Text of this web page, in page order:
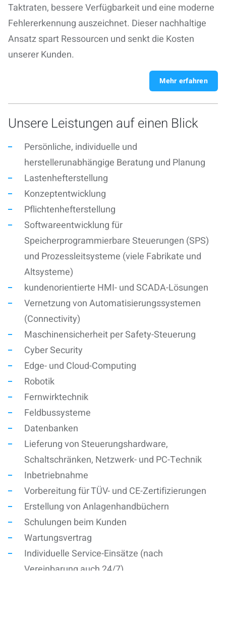
Taktraten, bessere Verfügbarkeit und eine moderne
Fehlererkennung auszeichnet. Dieser nachhaltige
Ansatz spart Ressourcen und senkt die Kosten
unserer Kunden.
Mehr erfahren
Unsere Leistungen auf einen Blick
Persönliche, individuelle und
herstellerunabhängige Beratung und Planung
Lastenhefterstellung
Konzeptentwicklung
Pflichtenhefterstellung
Softwareentwicklung für
Speicherprogrammierbare Steuerungen (SPS)
und Prozessleitsysteme (viele Fabrikate und
Altsysteme)
kundenorientierte HMI- und SCADA-Lösungen
Vernetzung von Automatisierungssystemen
(Connectivity)
Maschinensicherheit per Safety-Steuerung
Cyber Security
Edge- und Cloud-Computing
Robotik
Fernwirktechnik
Feldbussysteme
Datenbanken
Lieferung von Steuerungshardware,
Schaltschränken, Netzwerk- und PC-Technik
Inbetriebnahme
Vorbereitung für TÜV- und CE-Zertifizierungen
Erstellung von Anlagenhandbüchern
Schulungen beim Kunden
Wartungsvertrag
Individuelle Service-Einsätze (nach
Vereinbarung auch 24/7)